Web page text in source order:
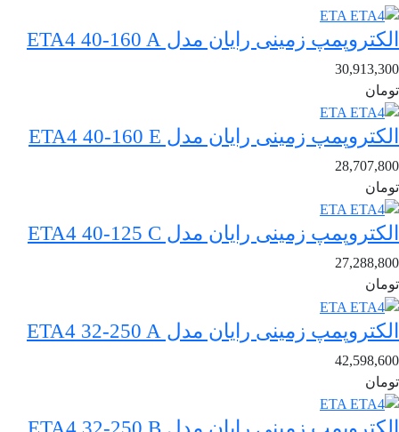
الکتروپمپ زمینی رایان مدل ETA4 40-160 A
30,913,300
تومان
الکتروپمپ زمینی رایان مدل ETA4 40-160 E
28,707,800
تومان
الکتروپمپ زمینی رایان مدل ETA4 40-125 C
27,288,800
تومان
الکتروپمپ زمینی رایان مدل ETA4 32-250 A
42,598,600
تومان